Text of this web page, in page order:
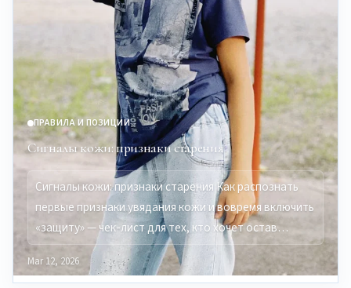
ПРАВИЛА И ПОЗИЦИИ
Сигналы кожи: признаки старения
Сигналы кожи: признаки старения Как распознать
первые признаки увядания кожи и вовремя включить
«защиту» — чек-лист для тех, кто хочет остав…
Mar 12, 2026